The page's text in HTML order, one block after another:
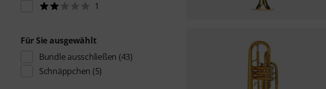
1
Für Sie ausgewählt
Bundle ausschließen (43)
Schnäppchen (5)